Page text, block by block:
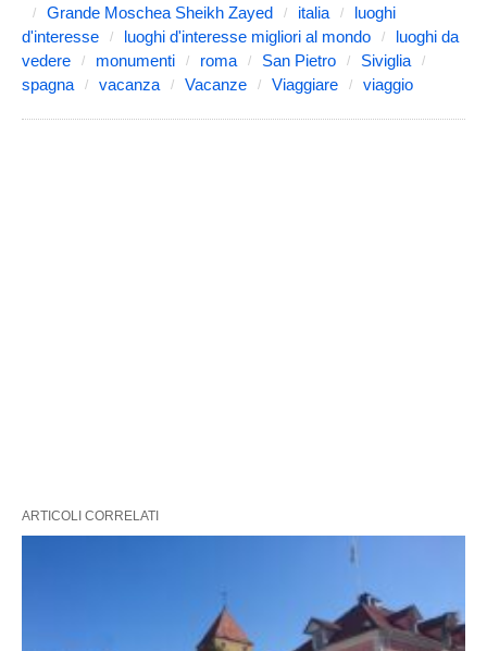
Grande Moschea Sheikh Zayed
italia
luoghi
d'interesse
luoghi d'interesse migliori al mondo
luoghi da
vedere
monumenti roma San Pietro
Siviglia
spagna
vacanza Vacanze Viaggiare viaggio
ARTICOLI CORRELATI